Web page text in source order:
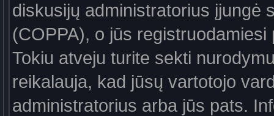
diskusijų administratorius įjungė
(COPPA), o jūs
Tokiu atveju turite sekti
reikalauja, kad jūsų vartotojo
administratorius arba jūs pats.